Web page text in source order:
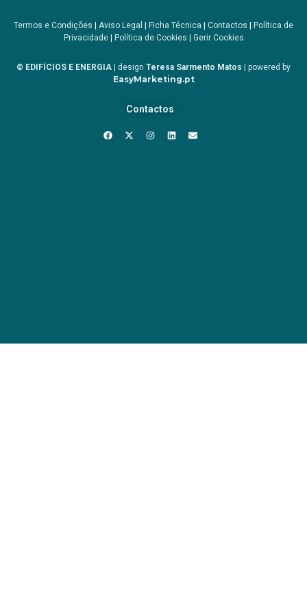
Termos e Condições Aviso Legal Ficha Técnica Contactos
Política de
Privacidade| Política de Cookies Gerir Cookies
© EDIFÍCIOS E ENERGIA | design Teresa Sarmento Matos | powered by
EasyMarketing.pt
Contactos